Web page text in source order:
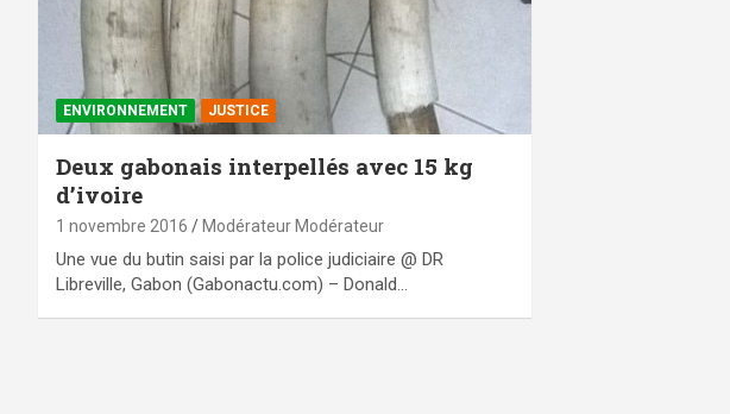
ENVIRONNEMENT JUSTICE
Deux gabonais interpellés avec 15 kg
d’ivoire
1 novembre 2016 Modérateur Modérateur
Une vue du butin saisi par la police judiciaire @ DR
Libreville, Gabon (Gabonactu.com) – Donald…